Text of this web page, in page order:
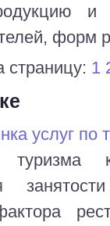
и
форм
страницу: 1
услуг по
туризма